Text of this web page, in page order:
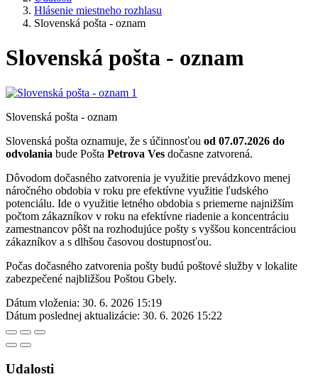
Hlásenie miestneho rozhlasu
Slovenská pošta - oznam
Slovenská pošta - oznam
Slovenská pošta - oznam
Slovenská pošta oznamuje, že s účinnosťou od 07.07.2026 do
odvolania bude Pošta Petrova Ves dočasne zatvorená.
Dôvodom dočasného zatvorenia je využitie prevádzkovo menej
náročného obdobia v roku pre efektívne využitie ľudského
potenciálu. Ide o využitie letného obdobia s priemerne najnižším
počtom zákazníkov v roku na efektívne riadenie a koncentráciu
zamestnancov pôšt na rozhodujúce pošty s vyššou koncentráciou
zákazníkov a s dlhšou časovou dostupnosťou.
Počas dočasného zatvorenia pošty budú poštové služby v lokalite
zabezpečené najbližšou Poštou Gbely.
Dátum vloženia: 30. 6. 2026 15:19
Dátum poslednej aktualizácie: 30. 6. 2026 15:22
Udalosti